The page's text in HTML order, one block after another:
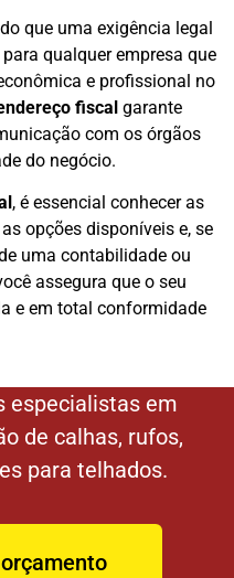
que uma exigência legal
qualquer empresa que
e profissional no
fiscal garante
com os órgãos
do negócio.
, é essencial conhecer as
opções disponíveis e, se
uma contabilidade ou
assegura que o seu
e em total conformidade
especialistas em
de calhas, rufos,
para telhados.